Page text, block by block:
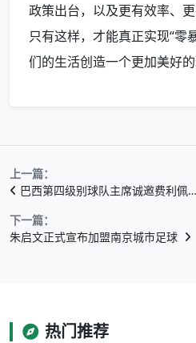
政策出台，以及更有效率、
只有这样，才能真正实现“零
们的生活创造一个更加美好的
上一篇：
巴西第四级别球队主席诚邀费利佩…
下一篇：
朱启文正式宣布加盟南京城市足球
热门推荐